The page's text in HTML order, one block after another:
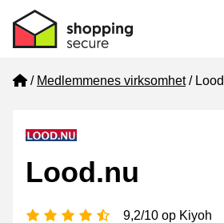
Home
Medlemmenes virksomhet
Lood.nu
9,2/10 op Kiyoh